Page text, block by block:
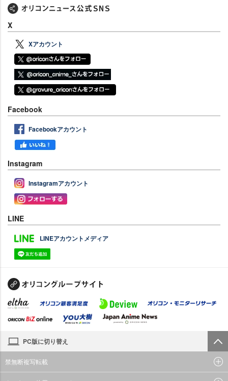
X
Xアカウント
Facebook
Facebookアカウント
Instagram
Instagramアカウント
LINE
LINEアカウントメディア
PC版に切り替え
禁無断複写転載